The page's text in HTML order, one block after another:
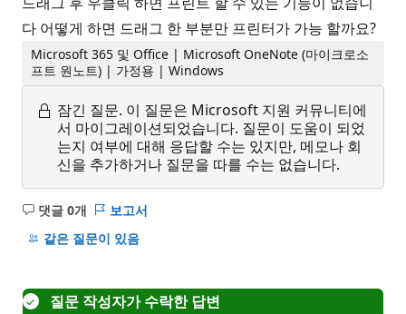
다 어떻게 하면 드래그 한 부분만 프린터가 가능 할까요?
Microsoft 365 및 Office | Microsoft OneNote (마이크로소
프트 원노트) | 가정용 | Windows
잠긴 질문. 이 질문은 Microsoft 지원 커뮤니티에
서 마이그레이션되었습니다. 질문이 도움이 되었
는지 여부에 대해 응답할 수는 있지만, 메모나 회
신을 추가하거나 질문을 따를 수는 없습니다.
댓글 0개
설
명
보고서
같은 질문이 있음
질문 작성자가 수락한 답변